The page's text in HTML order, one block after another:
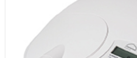
Löwenstein Medical Manufacturing
Löwenstein Medical Technology
Löwenstein Medical Innovation